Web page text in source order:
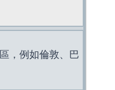
，例如倫敦、巴